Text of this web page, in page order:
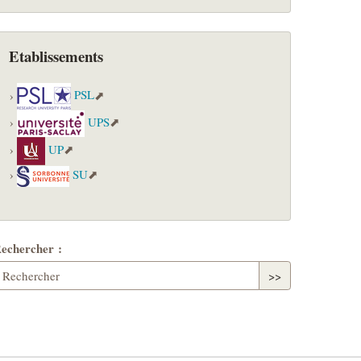
Etablissements
PSL
UPS
UP
SU
:
>>